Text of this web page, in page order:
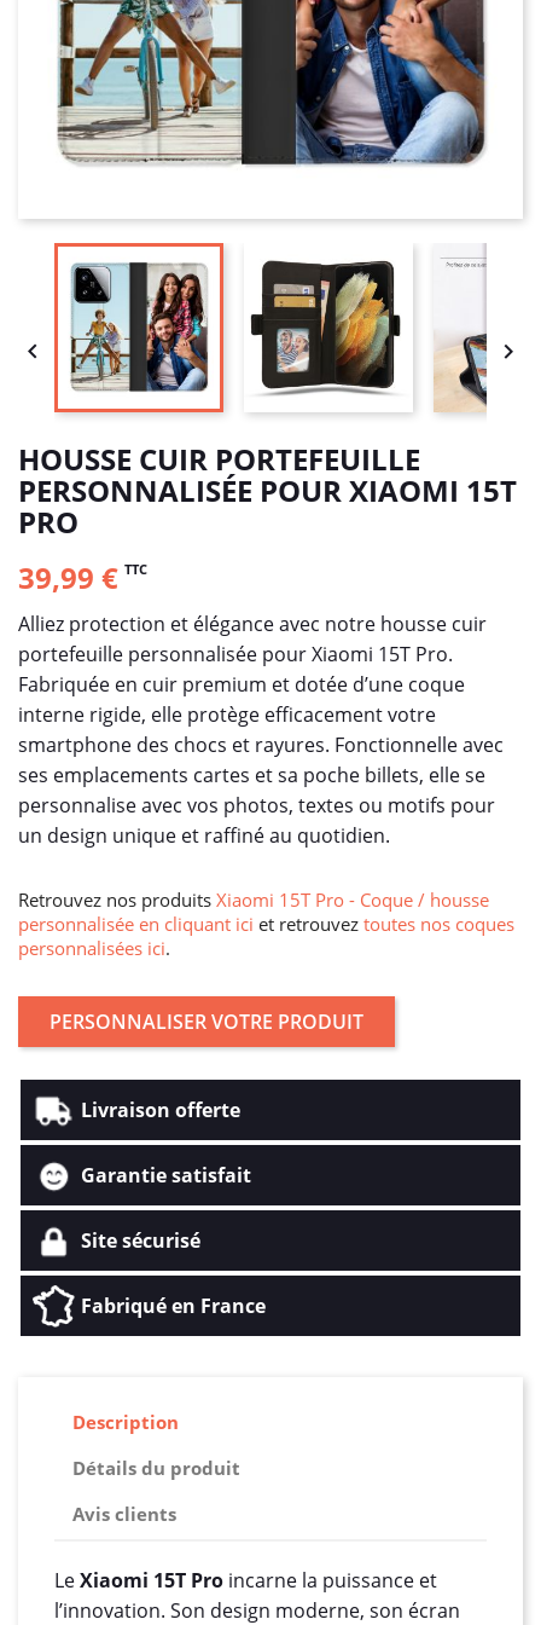
 
HOUSSE CUIR PORTEFEUILLE
PERSONNALISÉE POUR XIAOMI 15T
PRO
39,99 € TTC
Alliez protection et élégance avec notre housse cuir
portefeuille personnalisée pour Xiaomi 15T Pro.
Fabriquée en cuir premium et dotée d’une coque
interne rigide, elle protège efficacement votre
smartphone des chocs et rayures. Fonctionnelle avec
ses emplacements cartes et sa poche billets, elle se
personnalise avec vos photos, textes ou motifs pour
un design unique et raffiné au quotidien.
Retrouvez nos produits Xiaomi 15T Pro - Coque / housse
personnalisée en cliquant ici et retrouvez toutes nos coques
personnalisées ici.
PERSONNALISER VOTRE PRODUIT
Livraison offerte
Garantie satisfait
Site sécurisé
Fabriqué en France
Description
Détails du produit
Avis clients
LeXiaomi 15T Pro incarne la puissance et
l’innovation. Son design moderne, son écran